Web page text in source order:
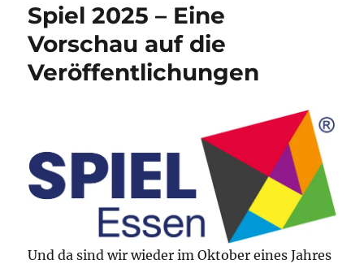
Spiel 2025 – Eine
Vorschau auf die
Veröffentlichungen
Und da sind wir wieder im Oktober eines Jahres